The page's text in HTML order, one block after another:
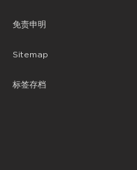
免责申明
Sitemap
标签存档